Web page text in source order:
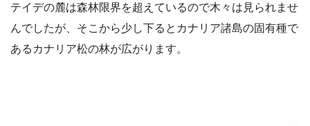
テイデの麓は森林限界を超えているので木々は見られませ
んでしたが、そこから少し下るとカナリア諸島の固有種で
あるカナリア松の林が広がります。